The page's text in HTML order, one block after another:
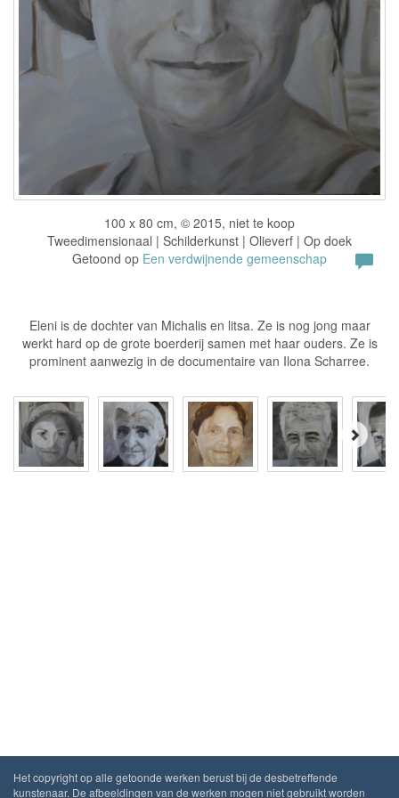
100 x 80 cm, © 2015, niet te koop
Tweedimensionaal | Schilderkunst | Olieverf | Op doek
Getoond op Een verdwijnende gemeenschap
Eleni is de dochter van Michalis en litsa. Ze is nog jong maar
werkt hard op de grote boerderij samen met haar ouders. Ze is
prominent aanwezig in de documentaire van Ilona Scharree.
Het copyright op alle getoonde werken berust bij de desbetreffende
kunstenaar. De afbeeldingen van de werken mogen niet gebruikt worden